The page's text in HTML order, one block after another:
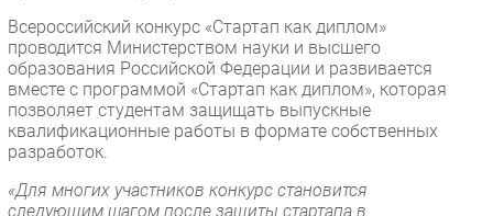
Всероссийский конкурс «Стартап как диплом»
проводится Министерством науки и высшего
образования Российской Федерации и развивается
вместе с программой «Стартап как диплом», которая
позволяет студентам защищать выпускные
квалификационные работы в формате собственных
разработок.
«Для многих участников конкурс становится
следующим шагом после защиты стартапа в